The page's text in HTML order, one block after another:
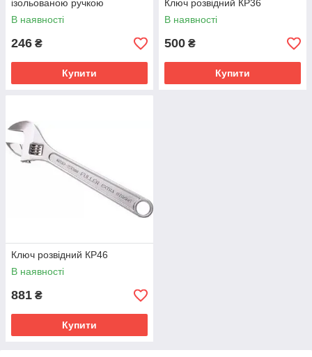
ізольованою ручкою
В наявності
246 ₴
Купити
Ключ розвідний КР36
В наявності
500 ₴
Купити
Ключ розвідний КР46
В наявності
881 ₴
Купити